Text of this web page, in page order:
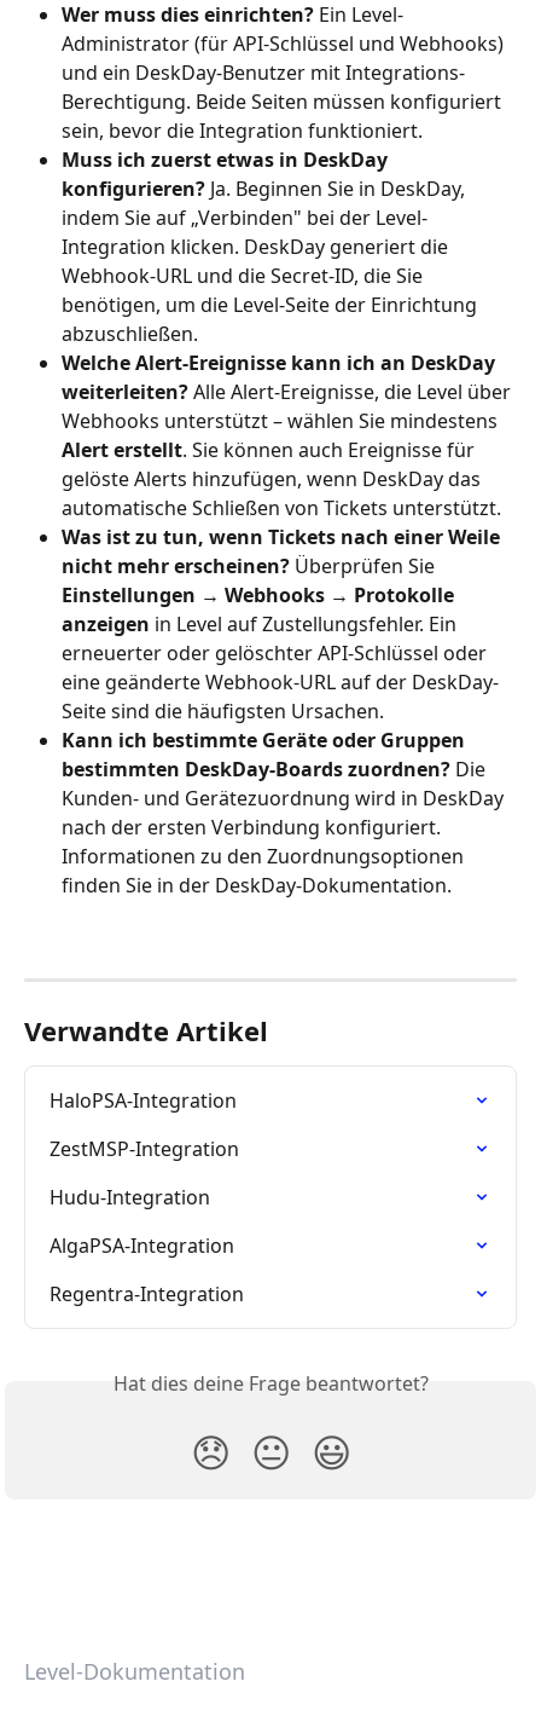
Wer muss dies einrichten? Ein Level-
Administrator (für API-Schlüssel und Webhooks)
und ein DeskDay-Benutzer mit Integrations-
Berechtigung. Beide Seiten müssen konfiguriert
sein, bevor die Integration funktioniert.
Muss ich zuerst etwas in DeskDay
konfigurieren? Ja. Beginnen Sie in DeskDay,
indem Sie auf „Verbinden" bei der Level-
Integration klicken. DeskDay generiert die
Webhook-URL und die Secret-ID, die Sie
benötigen, um die Level-Seite der Einrichtung
abzuschließen.
Welche Alert-Ereignisse kann ich an DeskDay
weiterleiten? Alle Alert-Ereignisse, die Level über
Webhooks unterstützt – wählen Sie mindestens
Alert erstellt. Sie können auch Ereignisse für
gelöste Alerts hinzufügen, wenn DeskDay das
automatische Schließen von Tickets unterstützt.
Was ist zu tun, wenn Tickets nach einer Weile
nicht mehr erscheinen? Überprüfen Sie
Einstellungen → Webhooks → Protokolle
anzeigen in Level auf Zustellungsfehler. Ein
erneuerter oder gelöschter API-Schlüssel oder
eine geänderte Webhook-URL auf der DeskDay-
Seite sind die häufigsten Ursachen.
Kann ich bestimmte Geräte oder Gruppen
bestimmten DeskDay-Boards zuordnen? Die
Kunden- und Gerätezuordnung wird in DeskDay
nach der ersten Verbindung konfiguriert.
Informationen zu den Zuordnungsoptionen
finden Sie in der DeskDay-Dokumentation.
Verwandte Artikel
HaloPSA-Integration
ZestMSP-Integration
Hudu-Integration
AlgaPSA-Integration
Regentra-Integration
Hat dies deine Frage beantwortet?
😞 😐 😃
Level-Dokumentation